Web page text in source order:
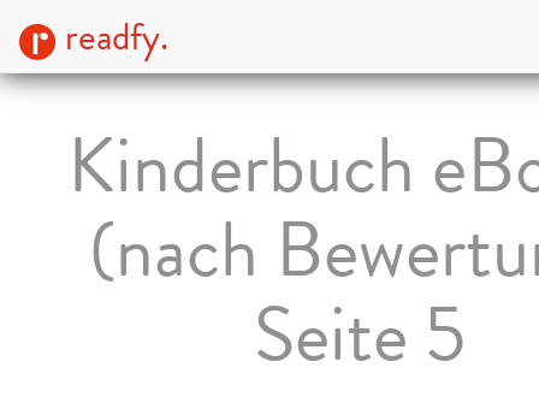
readfy.
Kinderbuch
(nach
Seite 5